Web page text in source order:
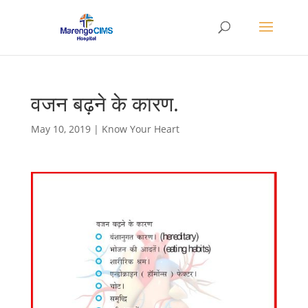
वजन बढ़ने के कारण.
May 10, 2019| Know Your Heart